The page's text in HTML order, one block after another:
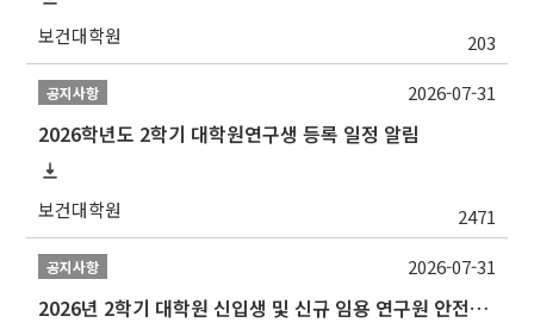
보건대학원 203
공지사항
2026학년도 2학기 대학원연구생 등록 일정 알림
보건대학원 2471
2026-07-31
공지사항
2026년 2학기 대학원 신입생 및 신규 임용 연구원 안전환경교육(신규교육) 실시 안내
2026-07-31